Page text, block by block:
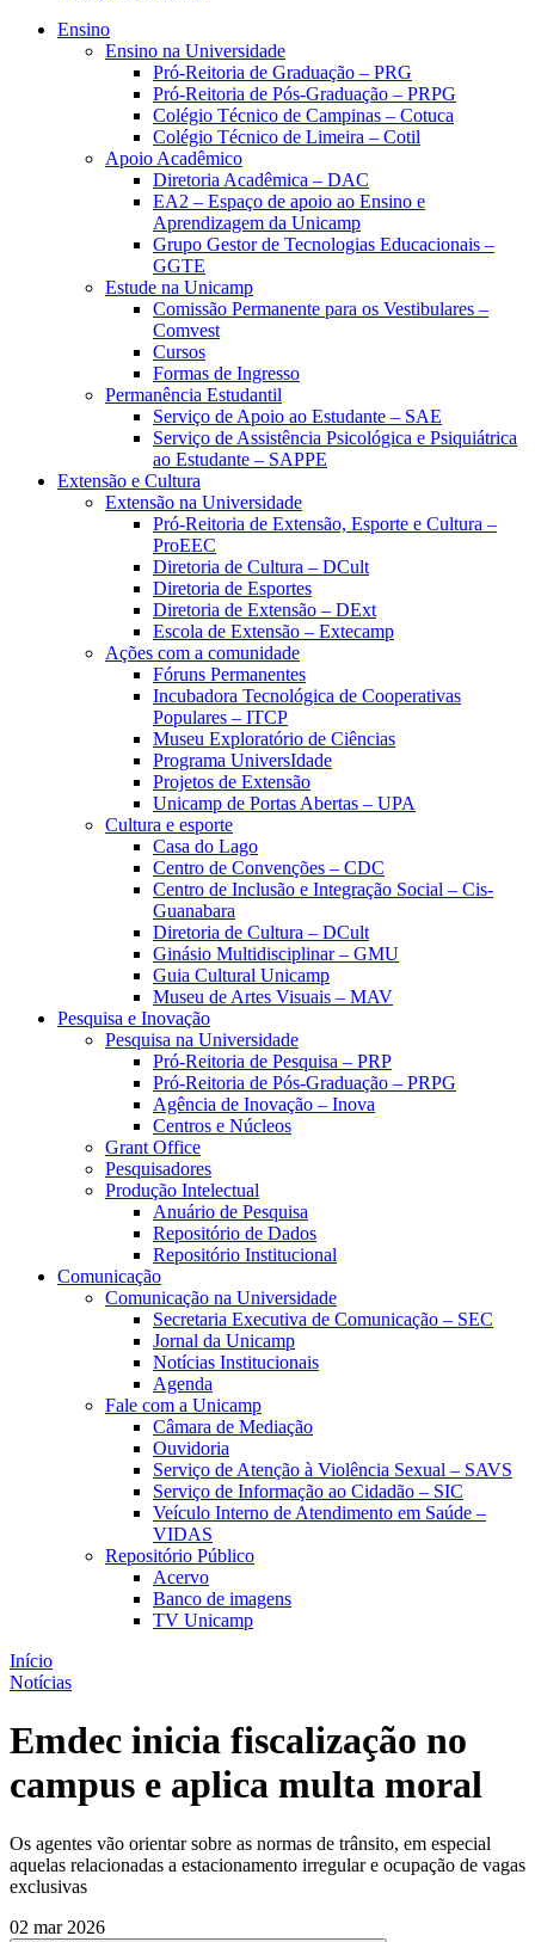
Ensino
Ensino na Universidade
Pró-Reitoria de Graduação – PRG
Pró-Reitoria de Pós-Graduação – PRPG
Colégio Técnico de Campinas – Cotuca
Colégio Técnico de Limeira – Cotil
Apoio Acadêmico
Diretoria Acadêmica – DAC
EA2 – Espaço de apoio ao Ensino e
Aprendizagem da Unicamp
Grupo Gestor de Tecnologias Educacionais –
GGTE
Estude na Unicamp
Comissão Permanente para os Vestibulares –
Comvest
Cursos
Formas de Ingresso
Permanência Estudantil
Serviço de Apoio ao Estudante – SAE
Serviço de Assistência Psicológica e Psiquiátrica
ao Estudante – SAPPE
Extensão e Cultura
Extensão na Universidade
Pró-Reitoria de Extensão, Esporte e Cultura –
ProEEC
Diretoria de Cultura – DCult
Diretoria de Esportes
Diretoria de Extensão – DExt
Escola de Extensão – Extecamp
Ações com a comunidade
Fóruns Permanentes
Incubadora Tecnológica de Cooperativas
Populares – ITCP
Museu Exploratório de Ciências
Programa UniversIdade
Projetos de Extensão
Unicamp de Portas Abertas – UPA
Cultura e esporte
Casa do Lago
Centro de Convenções – CDC
Centro de Inclusão e Integração Social – Cis-
Guanabara
Diretoria de Cultura – DCult
Ginásio Multidisciplinar – GMU
Guia Cultural Unicamp
Museu de Artes Visuais – MAV
Pesquisa e Inovação
Pesquisa na Universidade
Pró-Reitoria de Pesquisa – PRP
Pró-Reitoria de Pós-Graduação – PRPG
Agência de Inovação – Inova
Centros e Núcleos
Grant Office
Pesquisadores
Produção Intelectual
Anuário de Pesquisa
Repositório de Dados
Repositório Institucional
Comunicação
Comunicação na Universidade
Secretaria Executiva de Comunicação – SEC
Jornal da Unicamp
Notícias Institucionais
Agenda
Fale com a Unicamp
Câmara de Mediação
Ouvidoria
Serviço de Atenção à Violência Sexual – SAVS
Serviço de Informação ao Cidadão – SIC
Veículo Interno de Atendimento em Saúde –
VIDAS
Repositório Público
Acervo
Banco de imagens
TV Unicamp
Início
Notícias
Emdec inicia fiscalização no
campus e aplica multa moral
Os agentes vão orientar sobre as normas de trânsito, em especial
aquelas relacionadas a estacionamento irregular e ocupação de vagas
exclusivas
02 mar 2026